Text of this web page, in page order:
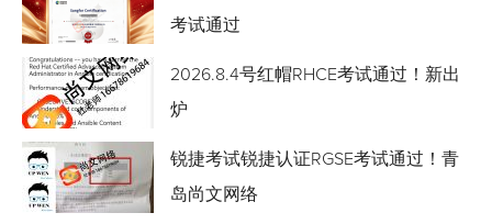
考试通过
2026.8.4号红帽RHCE考试通过！新出
炉
锐捷考试锐捷认证RGSE考试通过！青
岛尚文网络